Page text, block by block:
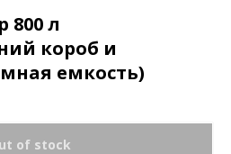
800 л
короб и
емкость)
of stock